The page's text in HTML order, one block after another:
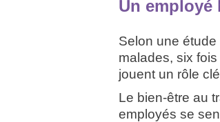
Un employé
Selon une
malades, six
jouent un rôle
Le bien-être au
employés se